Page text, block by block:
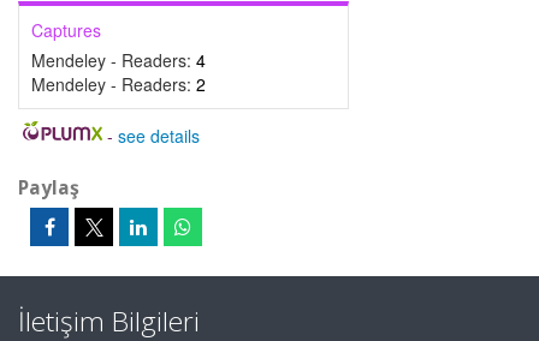
Captures
Mendeley - Readers: 4
Mendeley - Readers: 2
- see details
Paylaş
İletişim Bilgileri